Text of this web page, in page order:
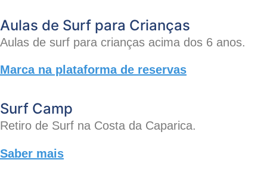
Aulas de Surf para Crianças
Aulas de surf para crianças acima dos 6 anos.
Marca na plataforma de reservas
Surf Camp
Retiro de Surf na Costa da Caparica.
Saber mais